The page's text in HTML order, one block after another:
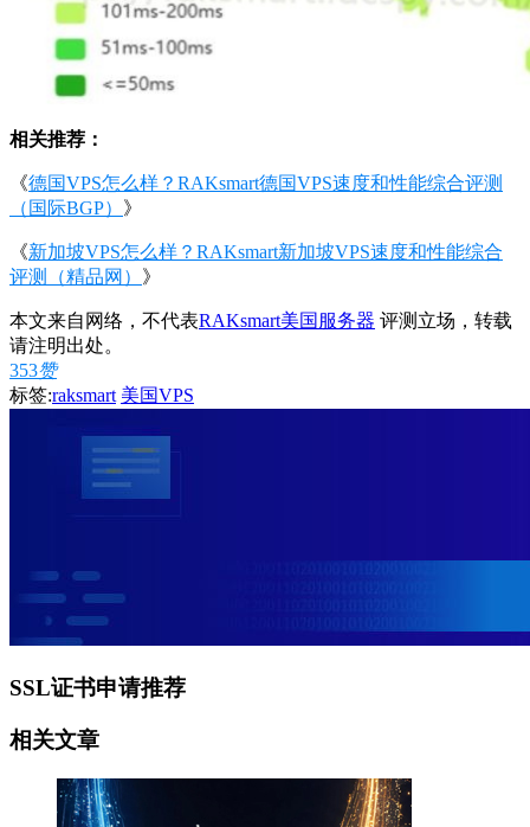
相关推荐：
《德国VPS怎么样？RAKsmart德国VPS速度和性能综合评测
（国际BGP） 》
《新加坡VPS怎么样？RAKsmart新加坡VPS速度和性能综合
评测（精品网） 》
本文来自网络，不代表RAKsmart美国服务器 评测立场，转载
请注明出处。
353赞
标签:raksmart 美国VPS
SSL证书申请推荐
相关文章